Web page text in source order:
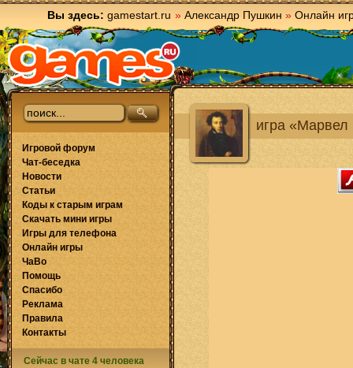
Вы здесь: gamestart.ru » Александр Пушкин » Онлайн
игра «Марвел
Игровой форум
Чат-беседка
Новости
Статьи
Коды к старым играм
Скачать мини игры
Игры для телефона
Онлайн игры
ЧаВо
Помощь
Спасибо
Реклама
Правила
Контакты
Сейчас в чате 4 человека